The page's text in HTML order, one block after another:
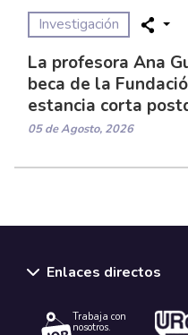
Investigación
La profesora Ana
beca de la
estancia corta
05 de Agosto, 2026
Enlaces directos
Trabaja con
nosotros.